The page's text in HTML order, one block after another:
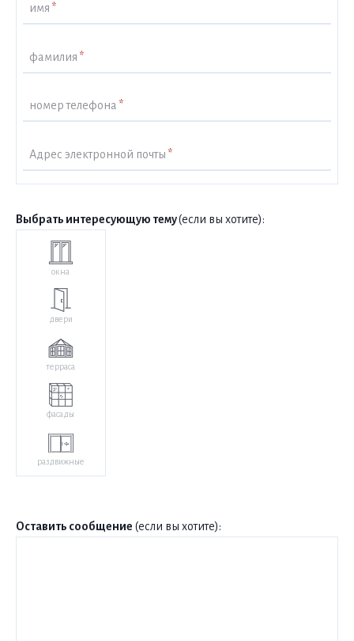
имя *
фамилия *
номер телефона *
Адрес электронной почты *
Выбрать интересующую тему(если вы хотите):
окна
двери
терраса
фасады
раздвижные
Оставить сообщение (если вы хотите):